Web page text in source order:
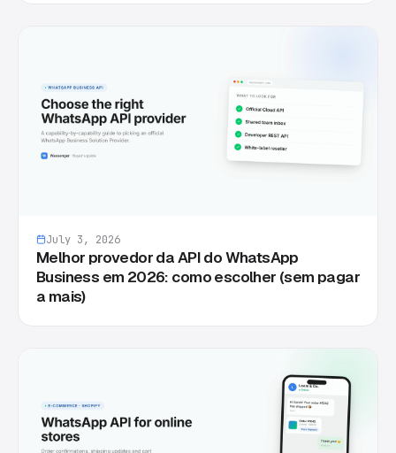
July 3, 2026
Melhor provedor da API do WhatsApp
Business em 2026: como escolher (sem pagar
a mais)